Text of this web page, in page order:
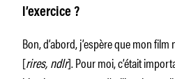
l’exercice ?
Bon, d’abord, j’espère que mon film
[rires, ndlr]. Pour moi, c’était